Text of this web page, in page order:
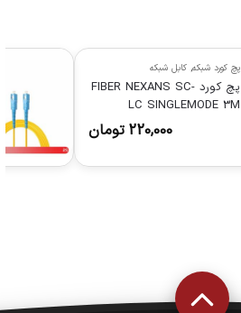
پچ کورد شبکه, کابل شبکه
پچ کورد FIBER NEXANS SC-
LC SINGLEMODE 3M
220,000 تومان